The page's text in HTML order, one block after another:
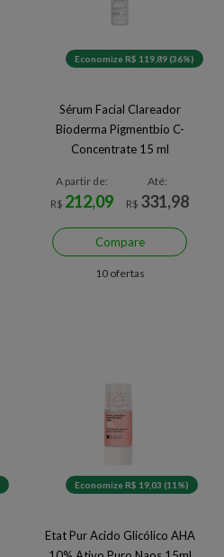
Economize R$ 119,89 (36%)
Sérum Facial Clareador
Bioderma Pigmentbio C-
Concentrate 15 ml
A partir de:
R$ 212,09
Até:
R$ 331,98
Compare
10 ofertas
Economize R$ 19,03 (11%)
Etat Pur Acido Glicólico AHA